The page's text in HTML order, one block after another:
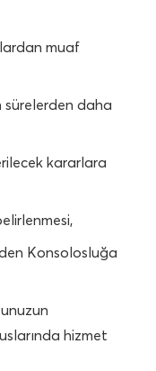
muaf
sürelerden daha
kararlara
Konsolosluğa
hizmet